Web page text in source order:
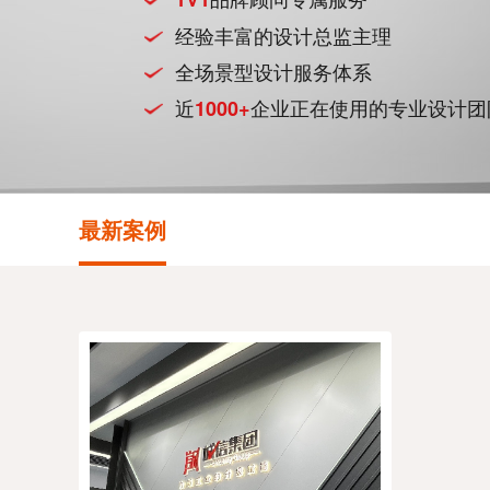
经验丰富的设计总监主理
全场景型设计服务体系
近1000+企业正在使用的专业设计
最新案例